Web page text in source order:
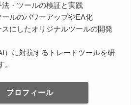
・ツールの検証と実践
ルのパワーアップやEA化
にしたオリジナルツールの開発
）に対抗するトレードツールを研
プロフィール